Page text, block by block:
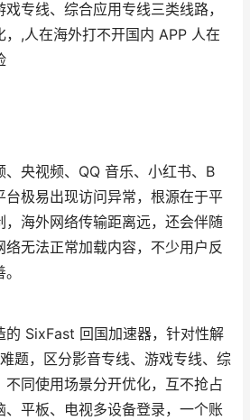
专线、综合应用专线三类线路，
，,人在海外打不开国内 APP 人在
、央视频、QQ 音乐、小红书、B
台极易出现访问异常，根源在于平
，海外网络传输距离远，还会伴随
络无法正常加载内容，不少用户反
的 SixFast 回国加速器，针对性解
题，区分影音专线、游戏专线、综
同使用场景分开优化，互不抢占
平板、电视多设备登录，一个账